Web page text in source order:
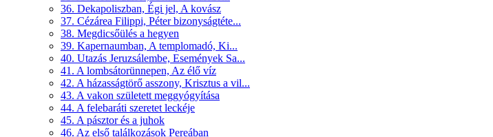
36. Dekapoliszban, Égi jel, A kovász
37. Cézárea Filippi, Péter bizonyságtéte...
38. Megdicsőülés a hegyen
39. Kapernaumban, A templomadó, Ki...
40. Utazás Jeruzsálembe, Események Sa...
41. A lombsátorünnepen, Az élő víz
42. A házasságtörő asszony, Krisztus a vil...
43. A vakon született meggyógyítása
44. A felebaráti szeretet leckéje
45. A pásztor és a juhok
46. Az első találkozások Pereában